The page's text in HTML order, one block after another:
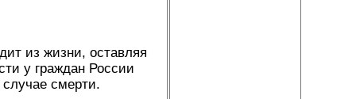
из жизни, оставляя
у граждан России
смерти.